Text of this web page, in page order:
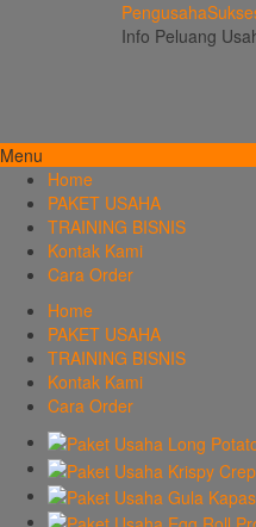
Info Peluang
Menu
Home
PAKET USAHA
TRAINING BISNIS
Kontak Kami
Cara Order
Home
PAKET USAHA
TRAINING BISNIS
Kontak Kami
Cara Order